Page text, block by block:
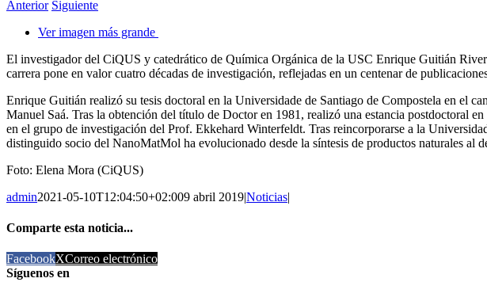
Anterior Siguiente
Ver imagen más grande
El investigador del CiQUS y catedrático de Química Orgánica de la USC Enrique Guitián
carrera pone en valor cuatro décadas de investigación, reflejadas en un centenar de
Enrique Guitián realizó su tesis doctoral en la Universidade de Santiago de Compostela en el
Manuel Saá. Tras la obtención del título de Doctor en 1981, realizó una estancia postdoctoral
en el grupo de investigación del Prof. Ekkehard Winterfeldt. Tras reincorporarse a la
distinguido socio del NanoMatMol ha evolucionado desde la síntesis de productos naturales al
Foto: Elena Mora (CiQUS)
admin2021-05-10T12:04:50+02:009 abril 2019|Noticias|
Comparte esta noticia...
FacebookXCorreo electrónico
Síguenos en